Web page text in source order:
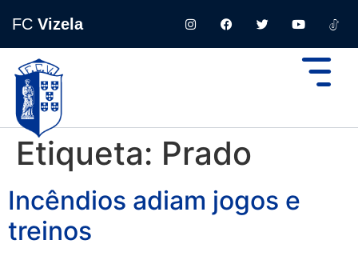
FC Vizela
Etiqueta: Prado
Incêndios adiam jogos e
treinos